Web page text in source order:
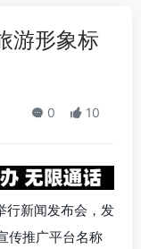
游形象标
0 10
新闻发布会，发
传推广平台名称